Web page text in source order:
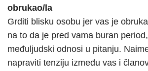
obrukao/la
Grditi blisku osobu jer vas je
na to da je pred vama buran
međuljudski odnosi u pitanju.
napraviti tenziju između vas i